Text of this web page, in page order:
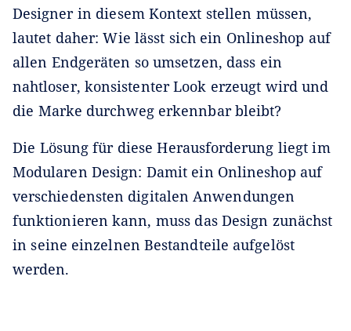
Designer in diesem Kontext stellen müssen,
lautet daher: Wie lässt sich ein Onlineshop auf
allen Endgeräten so umsetzen, dass ein
nahtloser, konsistenter Look erzeugt wird und
die Marke durchweg erkennbar bleibt?
Die Lösung für diese Herausforderung liegt im
Modularen Design: Damit ein Onlineshop auf
verschiedensten digitalen Anwendungen
funktionieren kann, muss das Design zunächst
in seine einzelnen Bestandteile aufgelöst
werden.